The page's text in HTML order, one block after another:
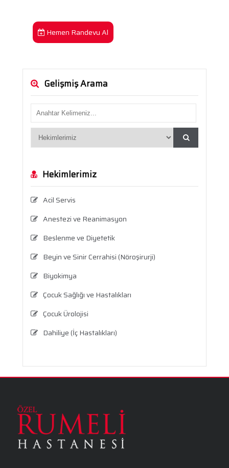
Hemen Randevu Al
Gelişmiş Arama
Hekimlerimiz
Acil Servis
Anestezi ve Reanimasyon
Beslenme ve Diyetetik
Beyin ve Sinir Cerrahisi (Nöroşirurji)
Biyokimya
Çocuk Sağlığı ve Hastalıkları
Çocuk Ürolojisi
Dahiliye (İç Hastalıkları)
Enfeksiyon Hastalıkları
Göz Sağlığı ve Hastalıkları
Kadın Hastalıkları ve Doğum